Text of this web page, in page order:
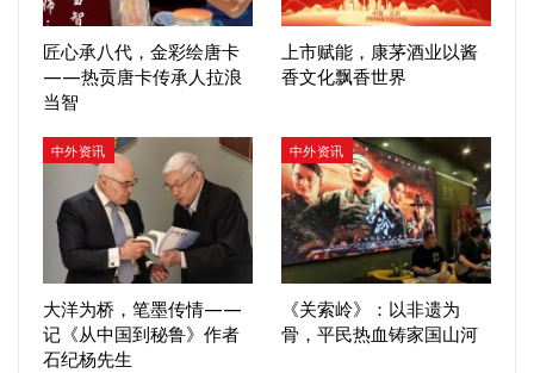
匠心承八代，金彩绘唐卡
——热贡唐卡传承人拉浪
当智
上市赋能，康茅酒业以酱
香文化飘香世界
中外资讯
大洋为桥，笔墨传情——
记《从中国到秘鲁》作者
石纪杨先生
中外资讯
《关索岭》：以非遗为
骨，平民热血铸家国山河